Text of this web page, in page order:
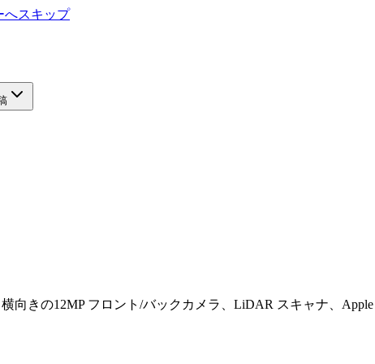
へスキップ
向きの12MP フロント/バックカメラ、LiDAR スキャナ、